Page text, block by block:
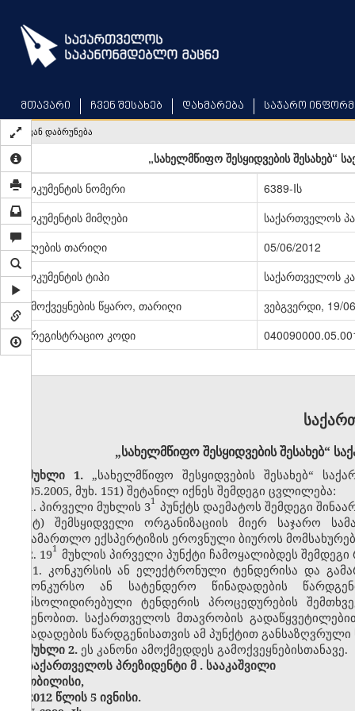
main
content
მთავარი ჩვენ შესახებ დახმარება საჯარო
უკან დაბრუნება
„სახელმწიფო შესყიდვების შესახებ“
დოკუმენტის ნომერი
6389-Iს
დოკუმენტის მიმღები
საქართველოს
მიღების თარიღი
05/06/2012
დოკუმენტის ტიპი
საქართველოს
გამოქვეყნების წყარო, თარიღი
ვებგვერდი, 19/
სარეგისტრაციო კოდი
„სახელმწიფო შესყიდვების შესახებ“
მუხლი 1.
„სახელმწიფო შესყიდვების შესახებ“
18.05.2005, მუხ. 151) შეტანილ იქნეს შემდეგი ცვლილება:
1. პირველი მუხლის 31 პუნქტს დაემატოს შემდეგი
„ტ) შემსყიდველი ორგანიზაციის მიერ საჯარო
სასამართლო ექსპერტიზის ეროვნული ბიუროს
2. 191 მუხლის პირველი პუნქტი ჩამოყალიბდეს შემდეგი
„1. კონკურსის ან ელექტრონული ტენდერისა და
საკონკურსო ან სატენდერო წინადადების
კონსოლიდირებული ტენდერის პროცედურების
ოდენობით. საქართველოს მთავრობის
წინადადების წარდგენისათვის ამ პუნქტით
მუხლი 2. ეს კანონი ამოქმედდეს გამოქვეყნებისთანავე.
საქართველოს პრეზიდენტი მ.სააკაშვილი
თბილისი,
2012 წლის 5 ივნისი.